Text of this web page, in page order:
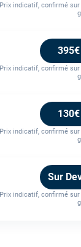
Prix indicatif, confirmé sur
395€
Prix indicatif, confirmé sur
130€
Prix indicatif, confirmé sur
Sur
Prix indicatif, confirmé sur